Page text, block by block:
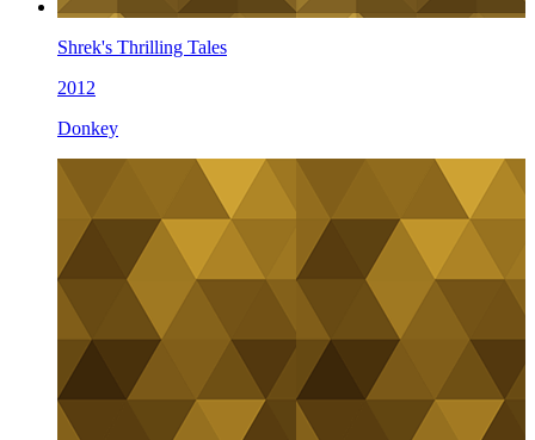
Shrek's Thrilling Tales
2012
Donkey